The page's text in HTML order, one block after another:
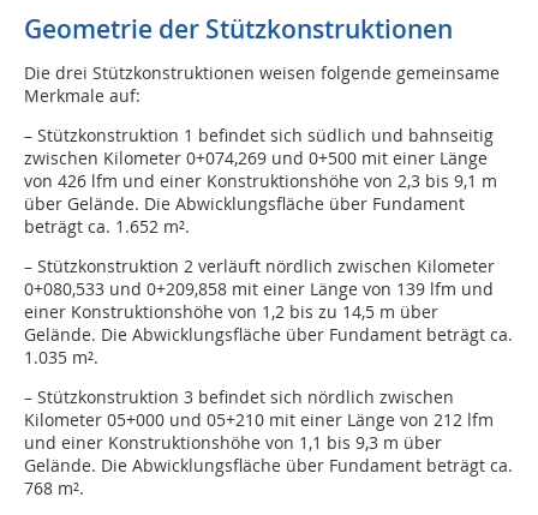
Geometrie der Stützkonstruktionen
Die drei Stützkonstruktionen weisen folgende gemeinsame
Merkmale auf:
– Stützkonstruktion 1 befindet sich südlich und bahnseitig
zwischen Kilometer 0+074,269 und 0+500 mit einer Länge
von 426 lfm und einer Konstruktionshöhe von 2,3 bis 9,1 m
über Gelände. Die Abwicklungsfläche über Fundament
beträgt ca. 1.652 m².
– Stützkonstruktion 2 verläuft nördlich zwischen Kilometer
0+080,533 und 0+209,858 mit einer Länge von 139 lfm und
einer Konstruktionshöhe von 1,2 bis zu 14,5 m über
Gelände. Die Abwicklungsfläche über Fundament beträgt ca.
1.035 m².
– Stützkonstruktion 3 befindet sich nördlich zwischen
Kilometer 05+000 und 05+210 mit einer Länge von 212 lfm
und einer Konstruktionshöhe von 1,1 bis 9,3 m über
Gelände. Die Abwicklungsfläche über Fundament beträgt ca.
768 m².